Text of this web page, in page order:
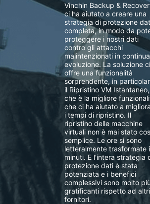
Vinchin Backup &
ci ha aiutato a creare una
strategia di protezione
completa, in modo da
proteggere i nostri dati
contro gli attacchi
malintenzionati in continua
evoluzione. La soluzione ci
offre una funzionalità
sorprendente, in
il Ripristino VM Istantaneo,
che è la migliore
che ci ha aiutato a
i tempi di ripristino. Il
ripristino delle macchine
virtuali non è mai stato
semplice. Le ore si sono
letteralmente trasformate
minuti. E l'intera strategia
protezione dati è stata
potenziata e i benefici
complessivi sono molto più
gratificanti rispetto ad altri
fornitori.